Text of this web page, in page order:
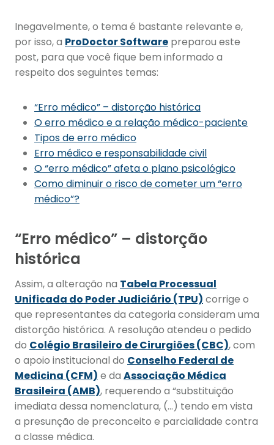
Inegavelmente, o tema é bastante relevante e,
por isso, a ProDoctor Software preparou este
post, para que você fique bem informado a
respeito dos seguintes temas:
“Erro médico” – distorção histórica
O erro médico e a relação médico-paciente
Tipos de erro médico
Erro médico e responsabilidade civil
O “erro médico” afeta o plano psicológico
Como diminuir o risco de cometer um “erro
médico”?
“Erro médico” – distorção
histórica
Assim, a alteração na Tabela Processual
Unificada do Poder Judiciário (TPU) corrige o
que representantes da categoria consideram uma
distorção histórica. A resolução atendeu o pedido
do Colégio Brasileiro de Cirurgiões (CBC), com
o apoio institucional do Conselho Federal de
Medicina (CFM) e da Associação Médica
Brasileira (AMB), requerendo a “substituição
imediata dessa nomenclatura, (…) tendo em vista
a presunção de preconceito e parcialidade contra
a classe médica.